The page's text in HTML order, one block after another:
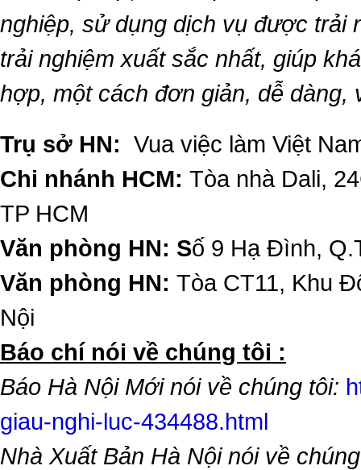
nghiệp, sử dụng dịch vụ được trải
trải nghiệm xuất sắc nhất, giúp
hợp, một cách đơn giản, dễ dàng,
Trụ sở HN: Vua việc làm Việt
Chi nhánh HCM: Tòa nhà Dali,
TP HCM
Văn phòng HN: Số 9 Hạ Đình,
Văn phòng HN: Tòa CT11, Khu
Nội
​Báo chí nói về chúng tôi :
Báo Hà Nội Mới nói về chúng tôi:
giau-nghi-luc-434488.html
Nhà Xuất Bản Hà Nội nói về chúng